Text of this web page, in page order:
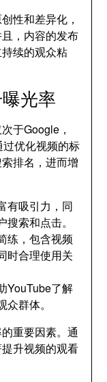
性和差异化，
，内容的发布
续的观众粘
光率
于Google，
优化视频的标
排名，进而增
有吸引力，同
索和点击。
练，包含视频
时合理使用关
YouTube了解
群体。
重要因素。通
升视频的观看